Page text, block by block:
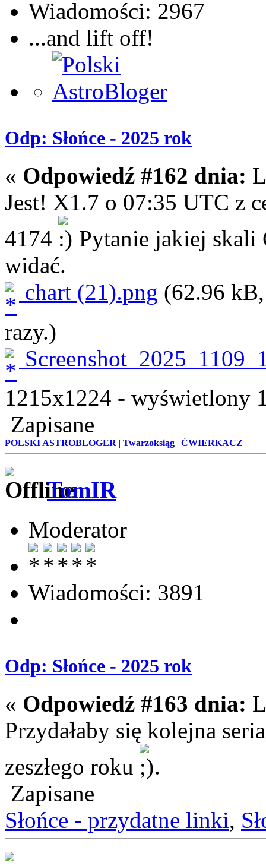
Wiadomości: 2967
...and lift off!
Odp: Słońce - 2025 rok
« Odpowiedź #162 dnia:
Jest! X1.7 o 07:35 UTC z
4174
Pytanie jakiej skali
widać.
chart (21).png (62.96
razy.)
1215x1224 - wyświetlony
Zapisane
POLSKI ASTROBLOGER | Twarzoksiąg | ĆWIERKACZ
TomIR
Moderator
Wiadomości: 3891
Odp: Słońce - 2025 rok
« Odpowiedź #163 dnia:
Przydałaby się kolejna
zeszłego roku
.
Zapisane
Słońce - przydatne linki,